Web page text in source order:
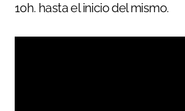
10h. hasta el inicio del mismo.